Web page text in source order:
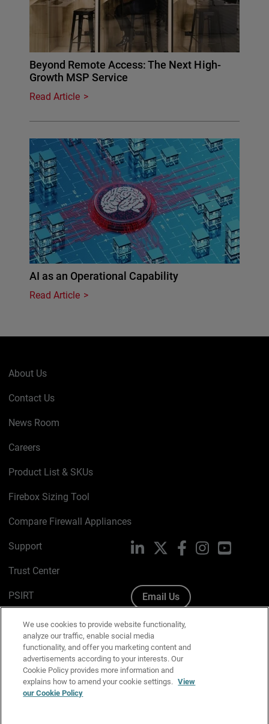
Beyond Remote Access: The Next High-
Growth MSP Service
Read Article
AI as an Operational Capability
Read Article
About Us
Contact Us
News Room
Careers
Product List & SKUs
Firebox Sizing Tool
Compare Firewall Appliances
Support
Trust Center
PSIRT
Cookie Policy
Privacy Policy
Media & Brand Kit
Manage Email Preferences
LinkedIn FacebookInstagramYouTube
Email Us
We use cookies to provide website functionality,
analyze our traffic, enable social media
functionality, and offer you marketing content and
advertisements according to your interests. Our
Cookie Policy provides more information and
explains how to amend your cookie settings. View
our Cookie Policy